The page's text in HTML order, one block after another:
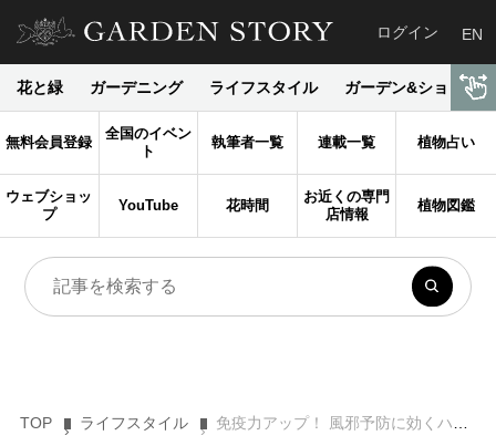
ログイン EN
花と緑 ガーデニング ライフスタイル ガーデン&ショップ
無料会員登録
全国のイベン
ト
執筆者一覧 連載一覧 植物占い
ウェブショッ
プ
YouTube 花時間
お近くの専門
店情報
植物図鑑
TOP ライフスタイル 免疫力アップ！ 風邪予防に効くハーブティーのブレンドレシピ